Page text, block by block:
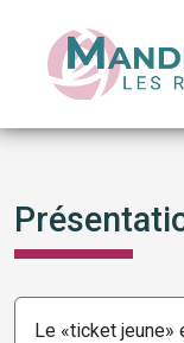
Le «ticket